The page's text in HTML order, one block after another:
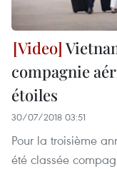
compagnie
étoiles
30/07/2018 03:51
Pour la troisième
été classée